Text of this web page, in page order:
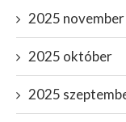
2025 november
2025 október
2025